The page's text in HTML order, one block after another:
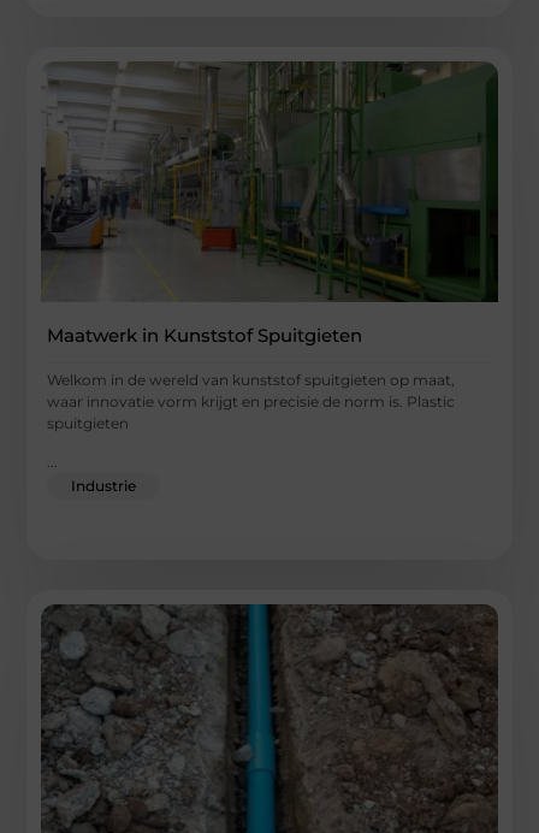
Maatwerk in Kunststof Spuitgieten
Welkom in de wereld van kunststof spuitgieten op maat,
waar innovatie vorm krijgt en precisie de norm is. Plastic
spuitgieten
...
Industrie